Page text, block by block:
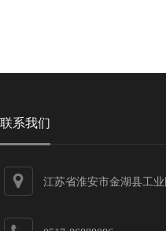
联系我们
江苏省淮安市金湖县工业